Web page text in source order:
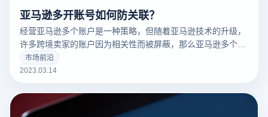
亚马逊多开账号如何防关联？
经营亚马逊多个账户是一种策略，但随着亚马逊技术的升级，
许多跨境卖家的账户因为相关性而被屏蔽，那么亚马逊多个账
户和多个商店的卖家如何防止相关性呢？有什么好的防关联方
法？
市场前沿
2023.03.14